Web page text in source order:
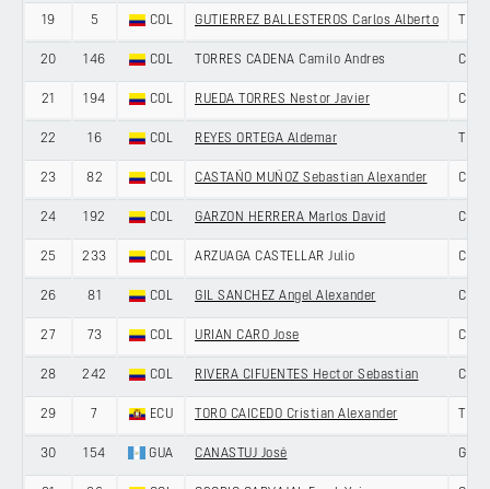
19 5 COL GUTIERREZ BALLESTEROS Carlos Alberto
20 146 COL TORRES CADENA Camilo Andres
21 194 COL RUEDA TORRES Nestor Javier
22 16 COL REYES ORTEGA Aldemar
23 82 COL CASTAÑO MUÑOZ Sebastian Alexander
24 192 COL GARZON HERRERA Marlos David
25 233 COL ARZUAGA CASTELLAR Julio
26 81 COL GIL SANCHEZ Angel Alexander
27 73 COL URIAN CARO Jose
28 242 COL RIVERA CIFUENTES Hector Sebastian
29 7 ECU TORO CAICEDO Cristian Alexander
30 154 GUA CANASTUJ José